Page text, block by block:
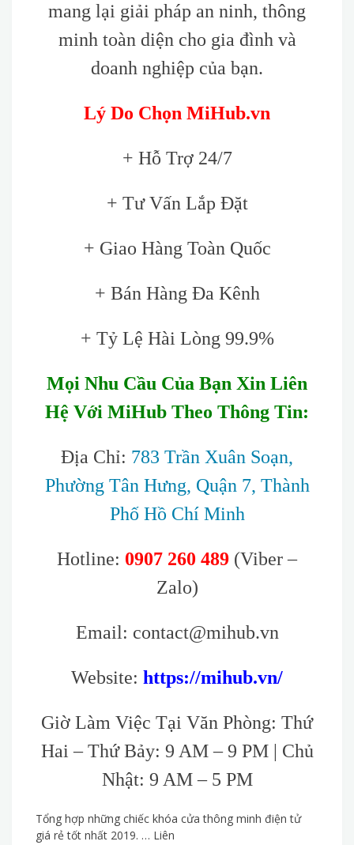
mang lại giải pháp an ninh, thông
minh toàn diện cho gia đình và
doanh nghiệp của bạn.
Lý Do Chọn MiHub.vn
+ Hỗ Trợ 24/7
+ Tư Vấn Lắp Đặt
+ Giao Hàng Toàn Quốc
+ Bán Hàng Đa Kênh
+ Tỷ Lệ Hài Lòng 99.9%
Mọi Nhu Cầu Của Bạn Xin Liên
Hệ Với MiHub Theo Thông Tin:
Địa Chỉ: 783 Trần Xuân Soạn,
Phường Tân Hưng, Quận 7, Thành
Phố Hồ Chí Minh
Hotline: 0907 260 489 (Viber –
Zalo)
Email: contact@mihub.vn
Website: https://mihub.vn/
Giờ Làm Việc Tại Văn Phòng: Thứ
Hai – Thứ Bảy: 9 AM – 9 PM | Chủ
Nhật: 9 AM – 5 PM
Tổng hợp những chiếc khóa cửa thông minh điện tử
giá rẻ tốt nhất 2019. … Liên